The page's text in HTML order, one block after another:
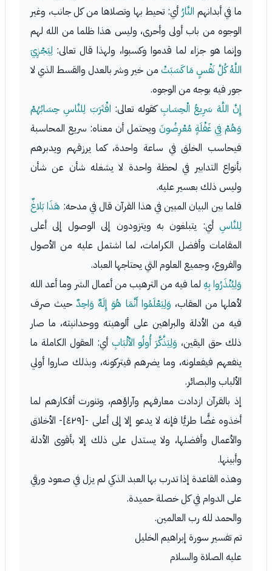
ما في أبدانهم النَّارُ أي: تحيط بها وتصلاها من كل جانب، وغير
الوجوه من باب أولى وأحرى، وليس هذا ظلما من الله لهم
وإنما هو جزاء لما قدموا وكسبوا، ولهذا قال تعالى: لِيَجْزِيَ
اللَّهُ كُلَّ نَفْسٍ مَا كَسَبَتْ من خير وشر بالعدل والقسط الذي لا
جور فيه بوجه من الوجوه.
إِنَّ اللَّهَ سَرِيعُ الْحِسَابِكقوله تعالى: اقْتَرَبَ لِلنَّاسِ حِسَابُهُمْ
وَهُمْ فِي غَفْلَةٍ مُعْرِضُونَ ويحتمل أن معناه: سريع المحاسبة
فيحاسب الخلق في ساعة واحدة، كما يرزقهم ويدبرهم
بأنواع التدابير في لحظة واحدة لا يشغله شأن عن شأن
وليس ذلك بعسير عليه.
فلما بين البيان المبين في هذا القرآن قال في مدحه: هَذَا بَلاغٌ
لِلنَّاسِ أي: يتبلغون به ويتزودون إلى الوصول إلى أعلى
المقامات وأفضل الكرامات، لما اشتمل عليه من الأصول
والفروع، وجميع العلوم التي يحتاجها العباد.
وَلِيُنْذَرُوا بِهِ لما فيه من الترهيب من أعمال الشر وما أعد الله
لأهلها من العقاب، وَلِيَعْلَمُوا أَنَّمَا هُوَ إِلَهٌ وَاحِدٌحيث صرف
فيه من الأدلة والبراهين على ألوهيته ووحدانيته، ما صار
ذلك حق اليقين، وَلِيَذَّكَّرَ أُولُو الألْبَابِ أي: العقول الكاملة ما
ينفعهم فيفعلونه، وما يضرهم فيتركونه، وبذلك صاروا أولي
الألباب والبصائر.
إذ بالقرآن ازدادت معارفهم وآراؤهم، وتنورت أفكارهم لما
أخذوه غضًّا طريًّا فإنه لا يدعو إلا إلى أعلى -[٤٢٩]- الأخلاق
والأعمال وأفضلها، ولا يستدل على ذلك إلا بأقوى الأدلة
وأبينها.
وهذه القاعدة إذا تدرب بها العبد الذكي لم يزل في صعود ورقي
على الدوام في كل خصلة حميدة.
والحمد لله رب العالمين.
تم تفسير سورة إبراهيم الخليل
عليه الصلاة والسلام